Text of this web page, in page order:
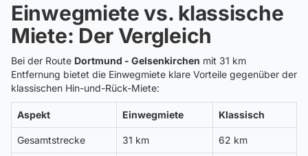
Einwegmiete vs. klassische
Miete: Der Vergleich
Bei der Route Dortmund - Gelsenkirchen mit 31 km
Entfernung bietet die Einwegmiete klare Vorteile gegenüber der
klassischen Hin-und-Rück-Miete:
Aspekt Einwegmiete Klassisch
Gesamtstrecke 31 km 62 km